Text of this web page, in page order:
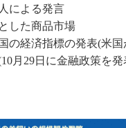
による発言
した商品市場
の経済指標の発表(米国
月29日に金融政策を